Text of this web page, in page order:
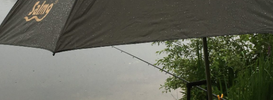
NETTELNBRECKER SEE
DALKE
LANDER BACH